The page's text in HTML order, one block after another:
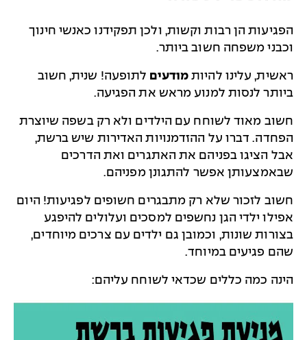
הפגיעות הן רבות וקשות, ולכן תפקידנו כאנשי חינוך
וכבני משפחה חשוב ביותר.
ראשית, עלינו להיות מודעים לתופעה! שנית, חשוב
ביותר לנסות למנוע מראש את הפגיעה.
חשוב מאוד לשוחח עם הילדים ולא רק בשפה שיוצרת
הפחדה. דברו על ההזדמנויות האדירות שיש ברשת,
אבל הציגו בפניהם את האתגרים ואת הדרכים
שבאמצעותן אפשר להתגונן מפניהם.
חשוב לזכור שלא רק מתבגרים חשופים לפגיעות! היום
אפילו ילדי הגן נחשפים למסכים ועלולים להיפגע
בצורות שונות, וכמובן גם ילדים עם צרכים מיוחדים,
שהם פגיעים במיוחד.
הינה כמה כללים שכדאי לשוחח עליהם: